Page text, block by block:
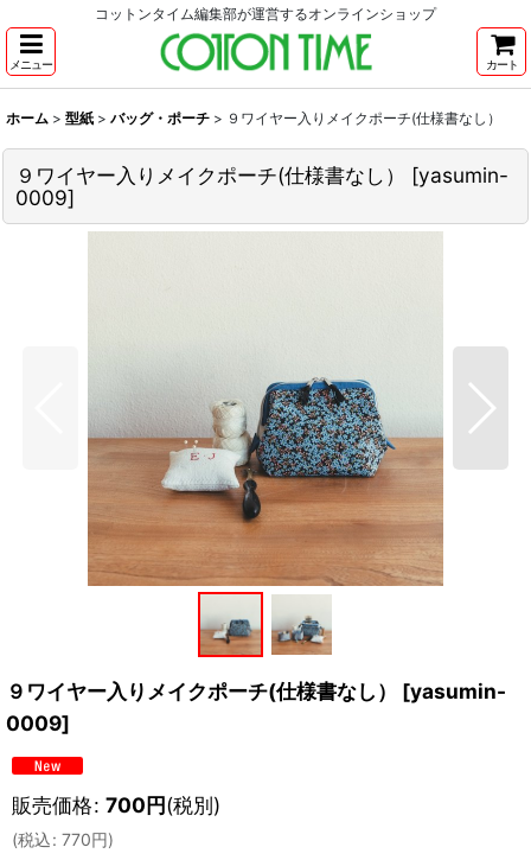
コットンタイム編集部が運営するオンラインショップ
メニュー カート
ホーム > 型紙 > バッグ・ポーチ > ９ワイヤー入りメイクポーチ(仕様書なし）
９ワイヤー入りメイクポーチ(仕様書なし） [yasumin-
0009]
９ワイヤー入りメイクポーチ(仕様書なし） [yasumin-
0009]
販売価格: 700円(税別)
(税込: 770円)